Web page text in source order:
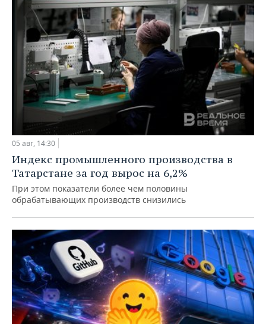
05 авг, 14:30
Индекс промышленного производства в
Татарстане за год вырос на 6,2%
При этом показатели более чем половины
обрабатывающих производств снизились